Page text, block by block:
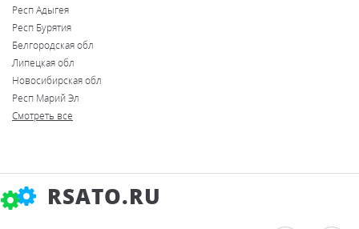
Респ Адыгея
Респ Бурятия
Белгородская обл
Липецкая обл
Новосибирская обл
Респ Марий Эл
Смотреть все
RSATO.RU